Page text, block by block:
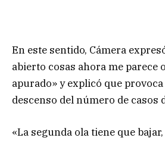
En este sentido, Cámera
abierto cosas ahora me parece
apurado» y explicó que
descenso del número de casos
«La segunda ola tiene que